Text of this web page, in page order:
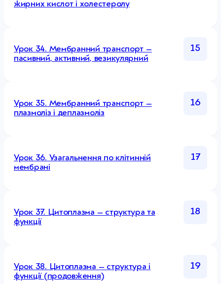
жирних кислот і холестеролу
15
Урок 34. Мембранний транспорт –
пасивний, активний, везикулярний
16
Урок 35. Мембранний транспорт –
плазмоліз і деплазмоліз
17
Урок 36. Узагальнення по клітинній
мембрані
18
Урок 37. Цитоплазма – структура та
функції
19
Урок 38. Цитоплазма – структура і
функції (продовження)